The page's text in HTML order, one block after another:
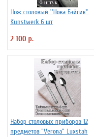
Нож столовый ''Нова Бэйсик''
Kunstwerk 6 шт
2 100 р.
Набор столовых приборов 12
предметов "Verona" Luxstah